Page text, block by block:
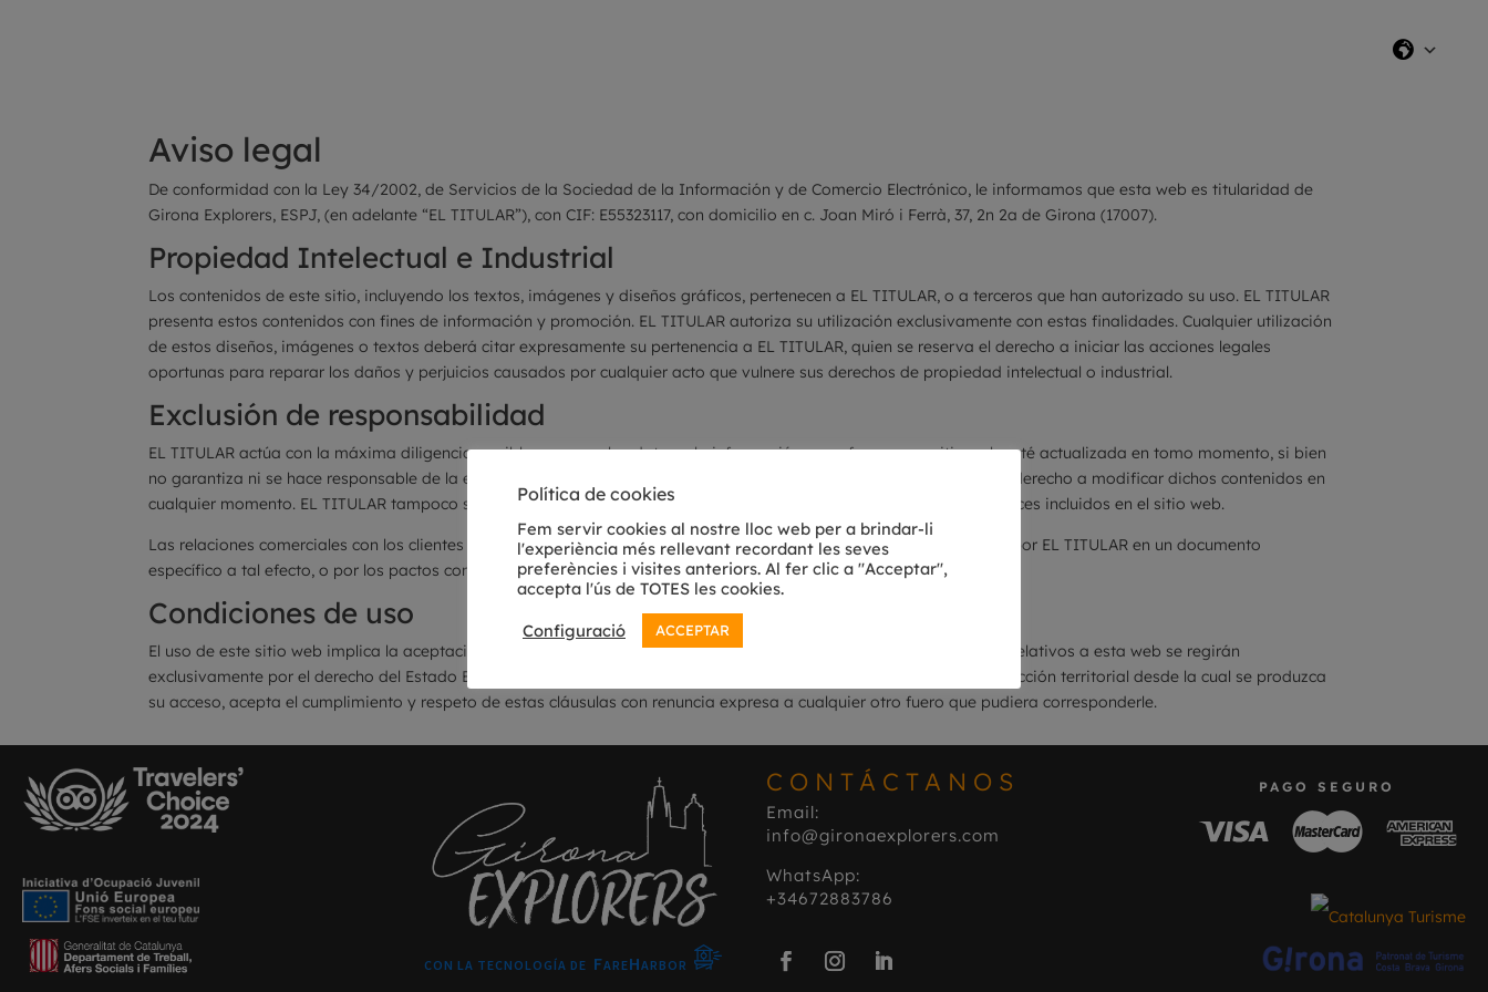
Aviso legal
De conformidad con la Ley 34/2002, de Servicios de la Sociedad de la Información y de Comercio Electrónico, le informamos que esta web es titularidad de
Girona Explorers, ESPJ, (en adelante “EL TITULAR”), con CIF: E55323117, con domicilio en c. Joan Miró i Ferrà, 37, 2n 2a de Girona (17007).
Propiedad Intelectual e Industrial
Los contenidos de este sitio, incluyendo los textos, imágenes y diseños gráficos, pertenecen a EL TITULAR, o a terceros que han autorizado su uso. EL TITULAR
presenta estos contenidos con fines de información y promoción. EL TITULAR autoriza su utilización exclusivamente con estas finalidades. Cualquier utilización
de estos diseños, imágenes o textos deberá citar expresamente su pertenencia a EL TITULAR, quien se reserva el derecho a iniciar las acciones legales
oportunas para reparar los daños y perjuicios causados por cualquier acto que vulnere sus derechos de propiedad intelectual o industrial.
Exclusión de responsabilidad
EL TITULAR actúa con la máxima diligencia posible para que los datos y la información que ofrece en su sitio web esté actualizada en tomo momento, si bien
no garantiza ni se hace responsable de la exactitud y actualización de los contenidos del sitio web, reservándose el derecho a modificar dichos contenidos en
cualquier momento. EL TITULAR tampoco será responsable de la información que se pueda obtener a través de enlaces incluidos en el sitio web.
Las relaciones comerciales con los clientes se regirán por las Condiciones Generales que, en su caso, se establezcan por EL TITULAR en un documento
específico a tal efecto, o por los pactos concretos que pudieran acordarse con los clientes.
Condiciones de uso
El uso de este sitio web implica la aceptación plena de los términos del presente aviso legal. Los posibles conflictos relativos a esta web se regirán
exclusivamente por el derecho del Estado Español. Toda persona usuaria de la web, independientemente de la jurisdicción territorial desde la cual se produzca
su acceso, acepta el cumplimiento y respeto de estas cláusulas con renuncia expresa a cualquier otro fuero que pudiera corresponderle.
CON LA TECNOLOGÍA DE FAREHARBOR
CONTÁCTANOS
Email:
info@gironaexplorers.com
WhatsApp:
+34672883786
PAGO SEGURO
Política de cookies
Fem servir cookies al nostre lloc web per a brindar-li
l'experiència més rellevant recordant les seves
preferències i visites anteriors. Al fer clic a "Acceptar",
accepta l'ús de TOTES les cookies.
Configuració
ACCEPTAR